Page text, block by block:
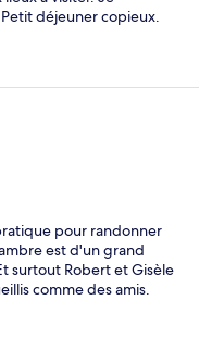
déjeuner copieux.
pour randonner
est d'un grand
surtout Robert et Gisèle
comme des amis.